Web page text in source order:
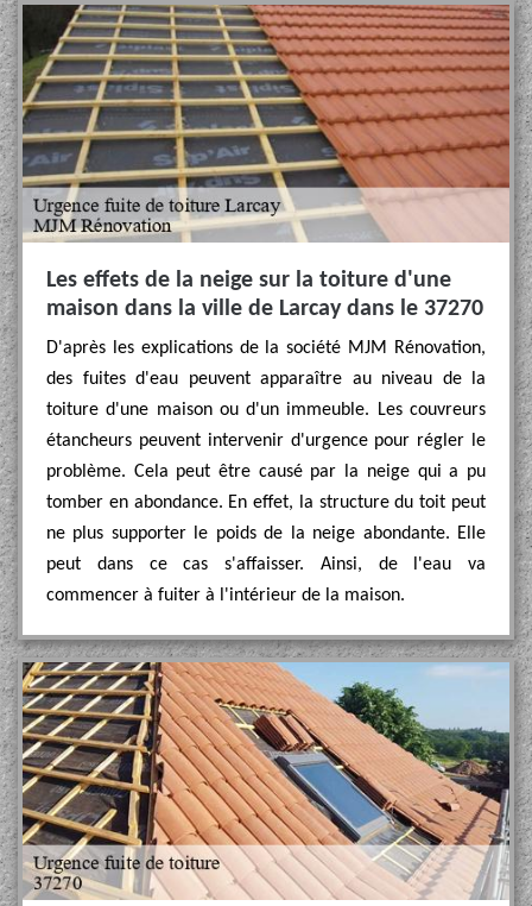
Les effets de la neige sur la toiture d'une
maison dans la ville de Larcay dans le 37270
D'après les explications de la société MJM Rénovation,
des fuites d'eau peuvent apparaître au niveau de la
toiture d'une maison ou d'un immeuble. Les couvreurs
étancheurs peuvent intervenir d'urgence pour régler le
problème. Cela peut être causé par la neige qui a pu
tomber en abondance. En effet, la structure du toit peut
ne plus supporter le poids de la neige abondante. Elle
peut dans ce cas s'affaisser. Ainsi, de l'eau va
commencer à fuiter à l'intérieur de la maison.